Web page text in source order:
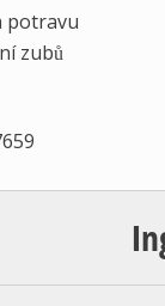
potravu
zubů